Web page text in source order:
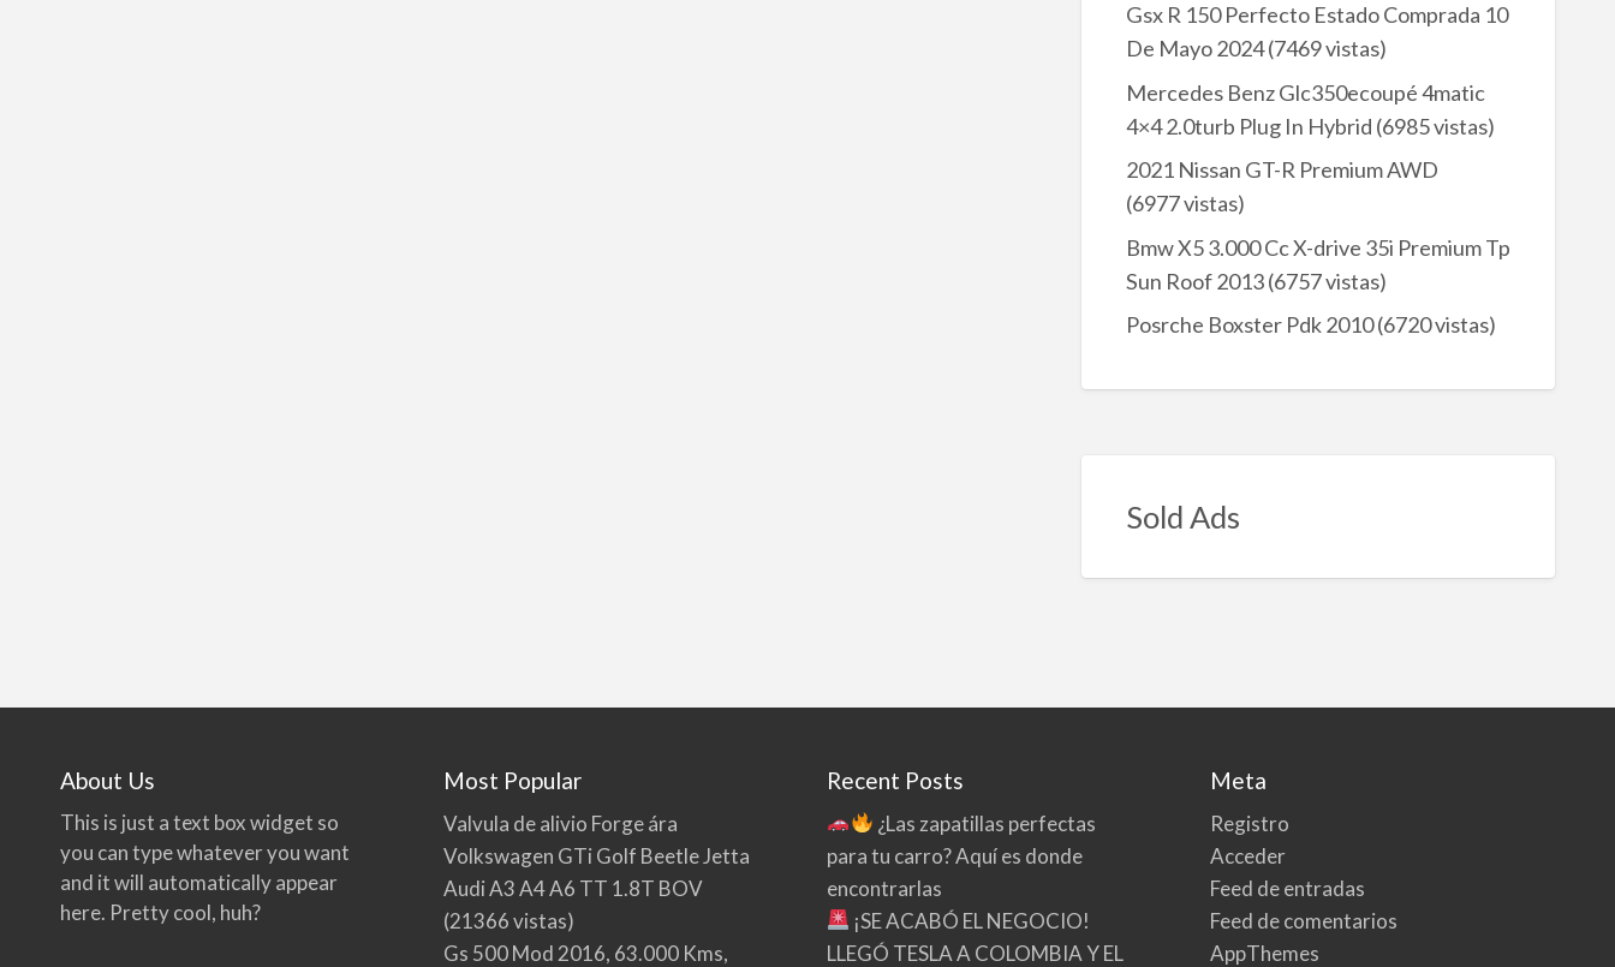
Gsx R 150 Perfecto Estado Comprada 10
De Mayo 2024(7469 vistas)
Mercedes Benz Glc350ecoupé 4matic
4×4 2.0turb Plug In Hybrid (6985 vistas)
2021 Nissan GT-R Premium AWD
(6977 vistas)
Bmw X5 3.000 Cc X-drive 35i Premium Tp
Sun Roof 2013(6757 vistas)
Posrche Boxster Pdk 2010(6720 vistas)
Sold Ads
About Us
This is just a text box widget so
you can type whatever you want
and it will automatically appear
here. Pretty cool, huh?
Most Popular
Valvula de alivio Forge ára
Volkswagen GTi Golf Beetle Jetta
Audi A3 A4 A6 TT 1.8T BOV
(21366 vistas)
Gs 500 Mod 2016, 63.000 Kms,
Recent Posts
¿Las zapatillas perfectas
para tu carro? Aquí es donde
encontrarlas
¡SE ACABÓ EL NEGOCIO!
LLEGÓ TESLA A COLOMBIA Y EL
Meta
Registro
Acceder
Feed de entradas
Feed de comentarios
AppThemes